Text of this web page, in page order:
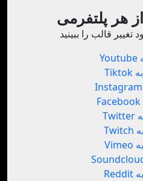
هر پلتفرمی
قالب را ببینید